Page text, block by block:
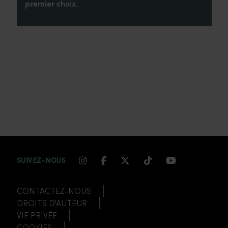
premier choix.
SUIVEZ-NOUS INSTAGRAM CHANNEL LINK
FACEBOOK CHANNEL LINK
TWITTER CHANNEL
TIKTOKYOUTUBE
CONTACTEZ-NOUS
DROITS D'AUTEUR
VIE PRIVÉE